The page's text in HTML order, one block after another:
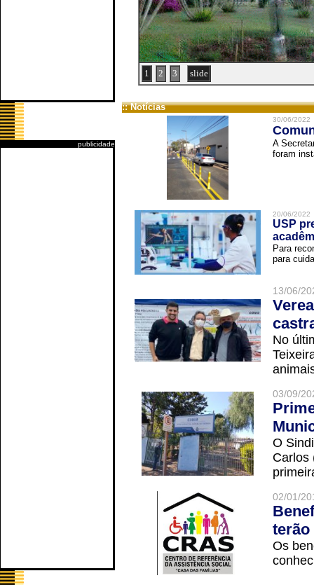
publicidade
1 2 3 slide
:: Notícias
30/06/2022
A
foram
20/06/2022
USP
Para
para
13/06/
No
03/09/
O
Carlos
02/01/
terão
Os